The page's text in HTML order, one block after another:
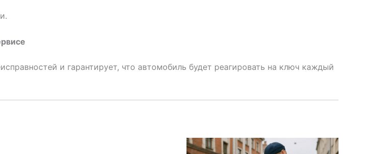
и гарантирует, что автомобиль будет реагировать на ключ каждый